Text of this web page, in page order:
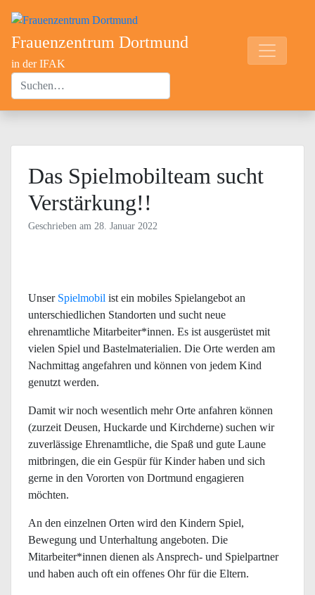
Frauenzentrum Dortmund
in der IFAK
Das Spielmobilteam sucht
Verstärkung!!
Geschrieben am 28. Januar 2022
Unser Spielmobil ist ein mobiles Spielangebot an
unterschiedlichen Standorten und sucht neue
ehrenamtliche Mitarbeiter*innen. Es ist ausgerüstet mit
vielen Spiel und Bastelmaterialien. Die Orte werden am
Nachmittag angefahren und können von jedem Kind
genutzt werden.
Damit wir noch wesentlich mehr Orte anfahren können
(zurzeit Deusen, Huckarde und Kirchderne) suchen wir
zuverlässige Ehrenamtliche, die Spaß und gute Laune
mitbringen, die ein Gespür für Kinder haben und sich
gerne in den Vororten von Dortmund engagieren
möchten.
An den einzelnen Orten wird den Kindern Spiel,
Bewegung und Unterhaltung angeboten. Die
Mitarbeiter*innen dienen als Ansprech- und Spielpartner
und haben auch oft ein offenes Ohr für die Eltern.